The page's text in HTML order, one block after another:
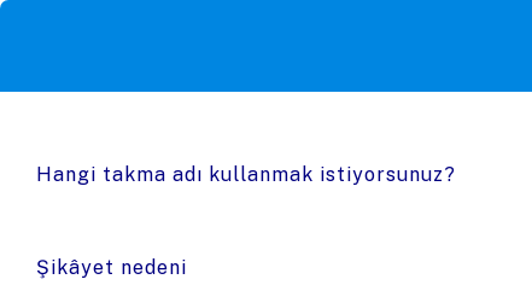
Hangi takma adı kullanmak istiyorsunuz?
Şikâyet nedeni